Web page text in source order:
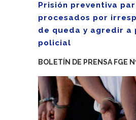
Prisión preventiva
procesados por
de queda y agredir a
policial
BOLETÍN DE PRENSA FGE